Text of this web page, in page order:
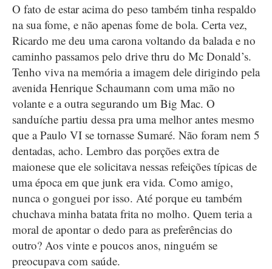
O fato de estar acima do peso também tinha respaldo
na sua fome, e não apenas fome de bola. Certa vez,
Ricardo me deu uma carona voltando da balada e no
caminho passamos pelo drive thru do Mc Donald’s.
Tenho viva na memória a imagem dele dirigindo pela
avenida Henrique Schaumann com uma mão no
volante e a outra segurando um Big Mac. O
sanduíche partiu dessa pra uma melhor antes mesmo
que a Paulo VI se tornasse Sumaré. Não foram nem 5
dentadas, acho. Lembro das porções extra de
maionese que ele solicitava nessas refeições típicas de
uma época em que junk era vida. Como amigo,
nunca o gonguei por isso. Até porque eu também
chuchava minha batata frita no molho. Quem teria a
moral de apontar o dedo para as preferências do
outro? Aos vinte e poucos anos, ninguém se
preocupava com saúde.